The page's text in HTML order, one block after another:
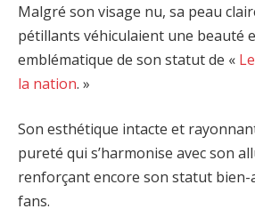
Malgré son visage nu, sa peau
pétillants véhiculaient une beauté
emblématique de son statut de «
la nation. »
Son esthétique intacte et
pureté qui s’harmonise avec son
renforçant encore son statut bien-
fans.